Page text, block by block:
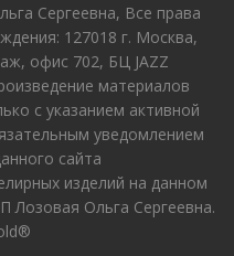
Сергеевна, Все права
127018 г. Москва,
офис 702, БЦ JAZZ
материалов
с указанием активной
уведомлением
сайта
изделий на данном
Лозовая Ольга Сергеевна.